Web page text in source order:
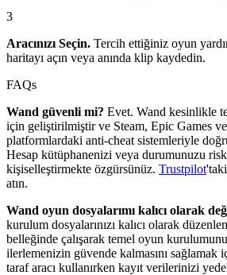
3
Aracınızı Seçin. Tercih ettiğiniz oyun
haritayı açın veya anında klip kaydedin.
FAQs
Wand güvenli mi? Evet. Wand kesinlikle
için geliştirilmiştir ve Steam, Epic Games
platformlardaki anti-cheat sistemleriyle
Hesap kütüphanenizi veya durumunuzu
kişiselleştirmekte özgürsünüz. Trustpilot
atın.
Wand oyun dosyalarımı kalıcı olarak
kurulum dosyalarınızı kalıcı olarak
belleğinde çalışarak temel oyun
ilerlemenizin güvende kalmasını sağlamak
taraf aracı kullanırken kayıt verilerinizi